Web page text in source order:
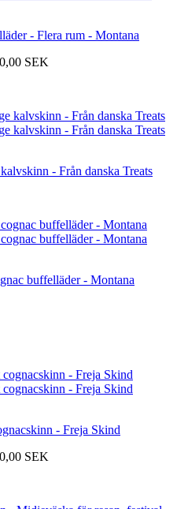
- Flera rum - Montana
SEK
- Från danska Treats
buffelläder - Montana
- Freja Skind
SEK